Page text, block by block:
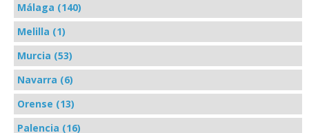
Málaga (140)
Melilla (1)
Murcia (53)
Navarra (6)
Orense (13)
Palencia (16)